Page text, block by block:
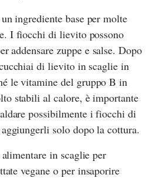
ingrediente base per molte
I fiocchi di lievito possono
addensare zuppe e salse. Dopo
di lievito in scaglie in
le vitamine del gruppo B in
stabili al calore, è importante
possibilmente i fiocchi di
solo dopo la cottura.
in scaglie per
vegane o per insaporire